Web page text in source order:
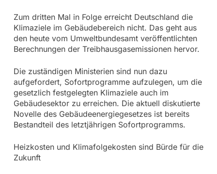
Zum dritten Mal in Folge erreicht Deutschland die
Klimaziele im Gebäudebereich nicht. Das geht aus
den heute vom Umweltbundesamt veröffentlichten
Berechnungen der Treibhausgasemissionen hervor.
Die zuständigen Ministerien sind nun dazu
aufgefordert, Sofortprogramme aufzulegen, um die
gesetzlich festgelegten Klimaziele auch im
Gebäudesektor zu erreichen. Die aktuell diskutierte
Novelle des Gebäudeenergiegesetzes ist bereits
Bestandteil des letztjährigen Sofortprogramms.
Heizkosten und Klimafolgekosten sind Bürde für die
Zukunft